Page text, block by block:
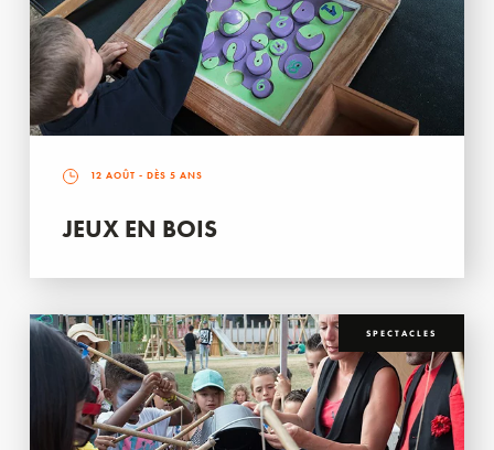
12 AOÛT - DÈS 5 ANS
JEUX EN BOIS
SPECTACLES